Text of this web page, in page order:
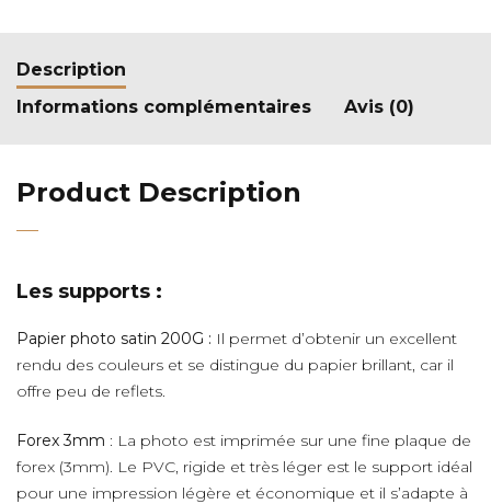
Description
Informations complémentaires
Avis (0)
Product Description
Les supports :
Papier photo satin 200G : Il permet d’obtenir un excellent
rendu des couleurs et se distingue du papier brillant, car il
offre peu de reflets.
Forex 3mm : La photo est imprimée sur une fine plaque de
forex (3mm). Le PVC, rigide et très léger est le support idéal
pour une impression légère et économique et il s’adapte à